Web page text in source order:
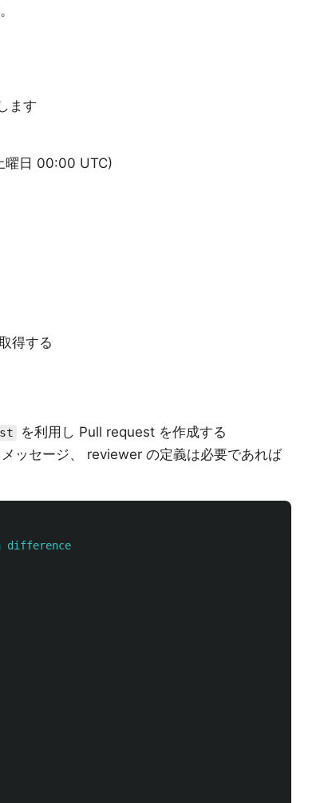
ます
曜日 00:00 UTC)
得する
を利用し Pull request を作成する
ッセージ、 reviewer の定義は必要であれば
difference